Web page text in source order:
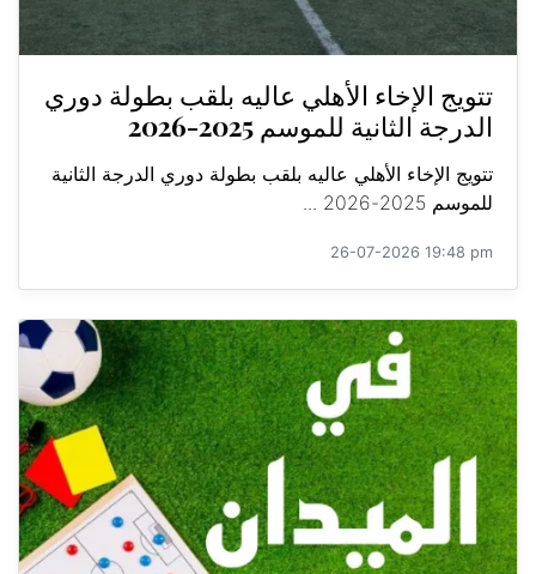
تتويج الإخاء الأهلي عاليه بلقب بطولة دوري
الدرجة الثانية للموسم 2025-2026
تتويج الإخاء الأهلي عاليه بلقب بطولة دوري الدرجة الثانية
للموسم 2025-2026 ...
26-07-2026 19:48 pm